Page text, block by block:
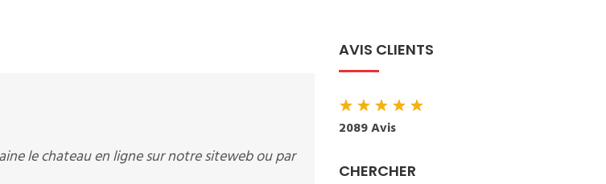
le chateau en ligne sur notre siteweb ou par
AVIS CLIENTS
★★★★★
2089 Avis
CHERCHER